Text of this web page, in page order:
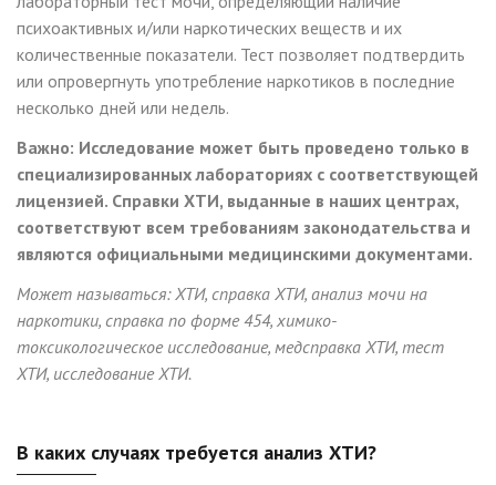
психоактивных и/или наркотических веществ и их
количественные показатели. Тест позволяет подтвердить
или опровергнуть употребление наркотиков в последние
несколько дней или недель.
Важно: Исследование может быть проведено только в
специализированных лабораториях с соответствующей
лицензией. Справки ХТИ, выданные в наших центрах,
соответствуют всем требованиям законодательства и
являются официальными медицинскими документами.
Может называться: ХТИ, справка ХТИ, анализ мочи на
наркотики, справка по форме 454, химико-
токсикологическое исследование, медсправка ХТИ, тест
ХТИ, исследование ХТИ.
В каких случаях требуется анализ ХТИ?